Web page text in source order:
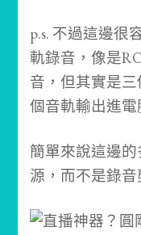
p.s. 不過這邊很
軌錄音，像是
音，但其實是
個音軌輸出進電
簡單來說這邊
源，而不是錄音